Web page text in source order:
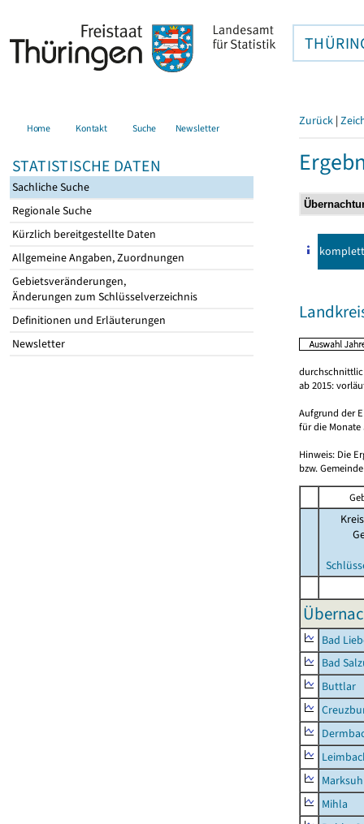
Home Kontakt Suche Newsletter
STATISTISCHE DATEN
Sachliche Suche
Regionale Suche
Kürzlich bereitgestellte Daten
Allgemeine Angaben, Zuordnungen
Gebietsveränderungen,
Änderungen zum Schlüsselverzeichnis
Definitionen und Erläuterungen
Newsletter
Zurück |
komplett
ab 2015:
Aufgrund der
für die Monate
Hinweis: Die
bzw.
Bad
Bad
Buttlar
Mihla